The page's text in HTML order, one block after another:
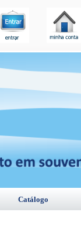
Catálogo